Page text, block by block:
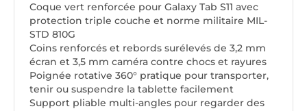
Coque vert renforcée pour Galaxy Tab S11 avec
protection triple couche et norme militaire MIL-
STD 810G
Coins renforcés et rebords surélevés de 3,2 mm
écran et 3,5 mm caméra contre chocs et rayures
Poignée rotative 360° pratique pour transporter,
tenir ou suspendre la tablette facilement
Support pliable multi-angles pour regarder des